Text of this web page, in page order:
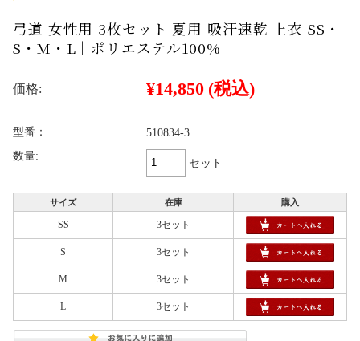
弓道 女性用 3枚セット 夏用 吸汗速乾 上衣 SS・
S・M・L｜ポリエステル100%
価格: ¥14,850 (税込)
型番：
510834-3
数量:
セット
サイズ 在庫 購入
SS 3セット
S 3セット
M 3セット
L 3セット